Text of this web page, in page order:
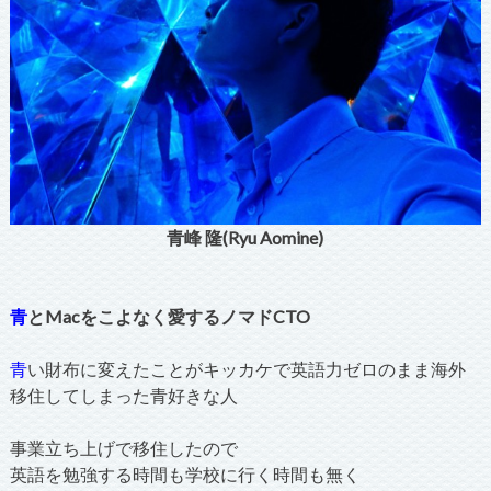
青峰 隆(Ryu Aomine)
青とMacをこよなく愛するノマドCTO
青い財布に変えたことがキッカケで英語力ゼロのまま海外
移住してしまった青好きな人
事業立ち上げで移住したので
英語を勉強する時間も学校に行く時間も無く